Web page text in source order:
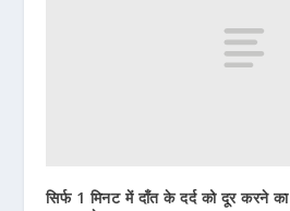
सिर्फ 1 मिनट में दाँत के दर्द को दूर करने